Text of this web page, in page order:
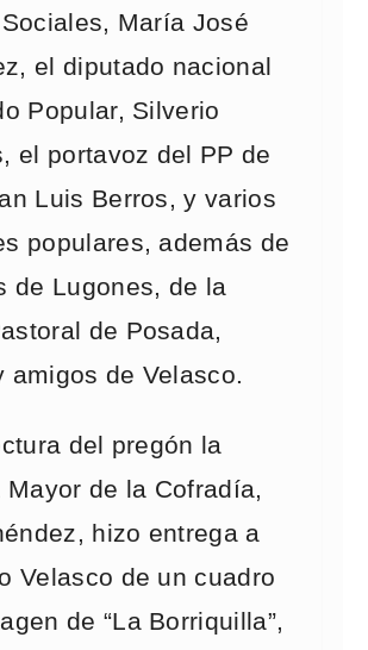
María José
el diputado nacional
Popular, Silverio
el portavoz del PP de
Luis Berros, y varios
populares, además de
de Lugones, de la
de Posada,
amigos de Velasco.
del pregón la
Mayor de la Cofradía,
hizo entrega a
Velasco de un cuadro
de “La Borriquilla”,